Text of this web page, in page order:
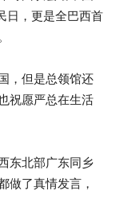
日，更是全巴西首
，但是总领馆还
祝愿严总在生活
东北部广东同乡
做了真情发言，